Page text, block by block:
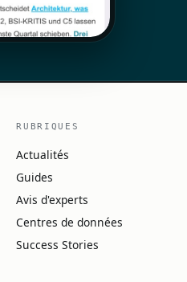
RUBRIQUES
Actualités
Guides
Avis d'experts
Centres de données
Success Stories